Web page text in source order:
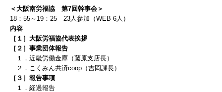
＜大阪南労福協 第7回幹事会＞
18：55～19：25 23人参加（WEB 6人）
内容
［１］大阪労福協代表挨拶
［２］事業団体報告
１．近畿労働金庫 （藤原支店長）
２．こくみん共済coop（吉岡課長）
［３］報告事項
１．経過報告